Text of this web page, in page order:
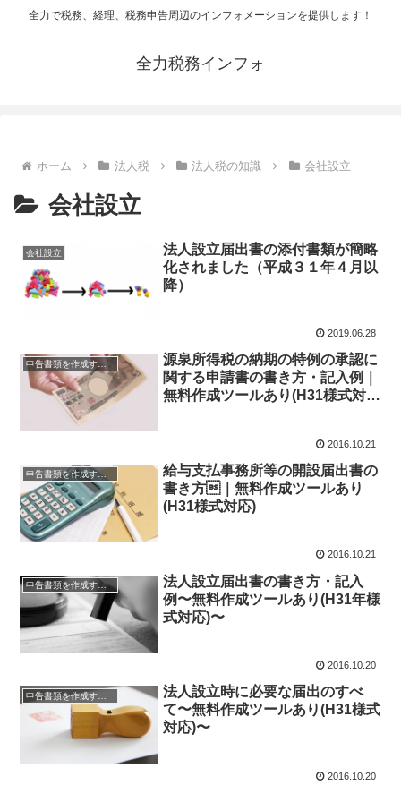
全力で税務、経理、税務申告周辺のインフォメーションを提供します！
全力税務インフォ
ホーム 法人税 法人税の知識 会社設立
会社設立
会社設立
法人設立届出書の添付書類が簡略
化されました（平成３１年４月以
降）
2019.06.28
申告書類を作成する方法
源泉所得税の納期の特例の承認に
関する申請書の書き方・記入例｜
無料作成ツールあり(H31様式対
2016.10.21
申告書類を作成する方法
給与支払事務所等の開設届出書の
書き方｜無料作成ツールあり
(H31様式対応)
2016.10.21
申告書類を作成する方法
法人設立届出書の書き方・記入
例〜無料作成ツールあり(H31年様
式対応)〜
2016.10.20
申告書類を作成する方法
法人設立時に必要な届出のすべ
て〜無料作成ツールあり(H31様式
対応)〜
2016.10.20